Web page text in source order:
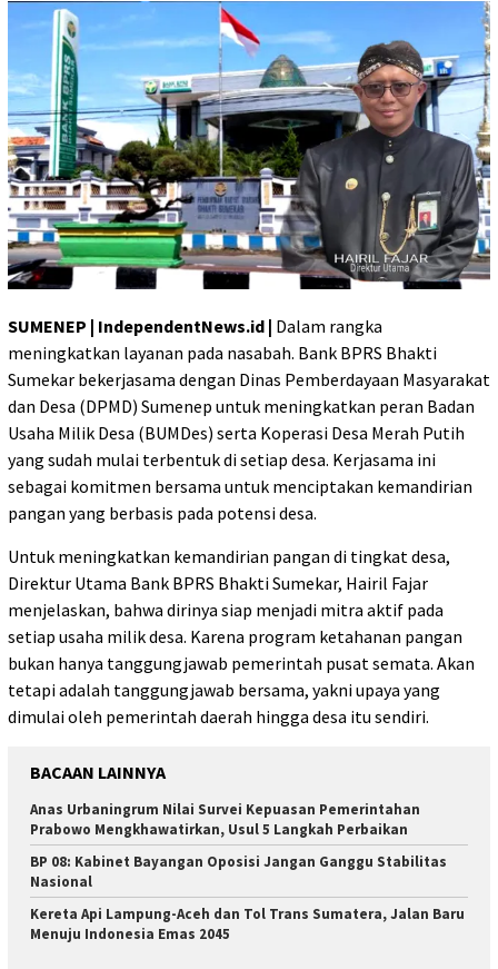
SUMENEP | IndependentNews.id | Dalam rangka
meningkatkan layanan pada nasabah. Bank BPRS Bhakti
Sumekar bekerjasama dengan Dinas Pemberdayaan Masyarakat
dan Desa (DPMD) Sumenep untuk meningkatkan peran Badan
Usaha Milik Desa (BUMDes) serta Koperasi Desa Merah Putih
yang sudah mulai terbentuk di setiap desa. Kerjasama ini
sebagai komitmen bersama untuk menciptakan kemandirian
pangan yang berbasis pada potensi desa.
Untuk meningkatkan kemandirian pangan di tingkat desa,
Direktur Utama Bank BPRS Bhakti Sumekar, Hairil Fajar
menjelaskan, bahwa dirinya siap menjadi mitra aktif pada
setiap usaha milik desa. Karena program ketahanan pangan
bukan hanya tanggungjawab pemerintah pusat semata. Akan
tetapi adalah tanggungjawab bersama, yakni upaya yang
dimulai oleh pemerintah daerah hingga desa itu sendiri.
BACAAN LAINNYA
Anas Urbaningrum Nilai Survei Kepuasan Pemerintahan
Prabowo Mengkhawatirkan, Usul 5 Langkah Perbaikan
BP 08: Kabinet Bayangan Oposisi Jangan Ganggu Stabilitas
Nasional
Kereta Api Lampung-Aceh dan Tol Trans Sumatera, Jalan Baru
Menuju Indonesia Emas 2045